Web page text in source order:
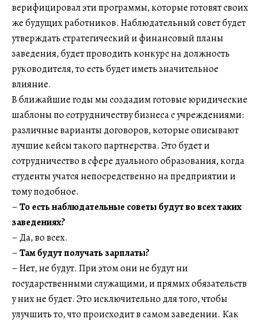
верифицировал эти программы, которые готовят своих
же будущих работников. Наблюдательный совет будет
утверждать стратегический и финансовый планы
заведения, будет проводить конкурс на должность
руководителя, то есть будет иметь значительное
влияние.
В ближайшие годы мы создадим готовые юридические
шаблоны по сотрудничеству бизнеса с учреждениями:
различные варианты договоров, которые описывают
лучшие кейсы такого партнерства. Это будет и
сотрудничество в сфере дуального образования, когда
студенты учатся непосредственно на предприятии и
тому подобное.
–То есть наблюдательные советы будут во всех таких
заведениях?
– Да, во всех.
–Там будут получать зарплаты?
– Нет, не будут. При этом они не будут ни
государственными служащими, и прямых обязательств
у них не будет. Это исключительно для того, чтобы
улучшить то, что происходит в самом заведении. Как